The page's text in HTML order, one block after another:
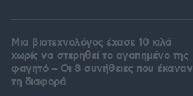
Μια βιοτεχνολόγος έχασε 10 κιλά
χωρίς να στερηθεί το αγαπημένο της
φαγητό – Οι 8 συνήθειες που έκαναν
τη διαφορά